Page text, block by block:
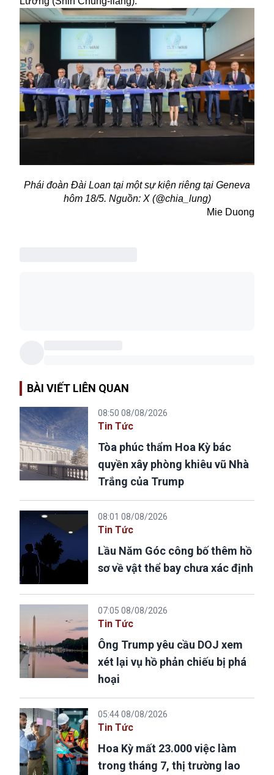
Phái đoàn Đài Loan tại một sự kiện riêng tại Geneva
hôm 18/5. Nguồn: X (@chia_lung)
Mie Duong
BÀI VIẾT LIÊN QUAN
08:50 08/08/2026
Tin Tức
Tòa phúc thẩm Hoa Kỳ bác
quyền xây phòng khiêu vũ Nhà
Trắng của Trump
08:01 08/08/2026
Tin Tức
Lầu Năm Góc công bố thêm hồ
sơ về vật thể bay chưa xác định
07:05 08/08/2026
Tin Tức
Ông Trump yêu cầu DOJ xem
xét lại vụ hồ phản chiếu bị phá
hoại
05:44 08/08/2026
Tin Tức
Hoa Kỳ mất 23.000 việc làm
trong tháng 7, thị trường lao